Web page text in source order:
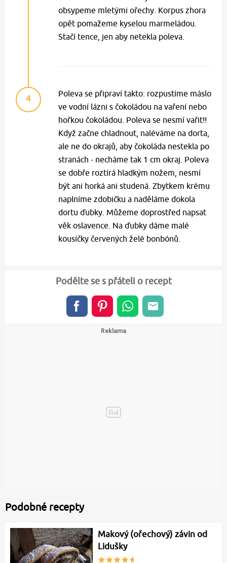
obsypeme mletými ořechy. Korpus zhora
opět pomažeme kyselou marmeládou.
Stačí tence, jen aby netekla poleva.
4
Poleva se připraví takto: rozpustíme máslo
ve vodní lázni s čokoládou na vaření nebo
hořkou čokoládou. Poleva se nesmí vařit!!
Když začne chladnout, naléváme na dorta,
ale ne do okrajů, aby čokoláda nestekla po
stranách - necháme tak 1 cm okraj. Poleva
se dobře roztírá hladkým nožem, nesmí
být ani horká ani studená. Zbytkem krému
naplníme zdobičku a naděláme dokola
dortu ďubky. Můžeme doprostřed napsat
věk oslavence. Na ďubky dáme malé
kousíčky červených želé bonbónů.
Podělte se s přáteli o recept
Podobné recepty
Makový (ořechový) závin od
Lidušky